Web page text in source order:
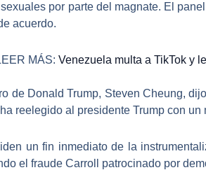
por parte del magnate. El
acuerdo.
MÁS: Venezuela multa a TikTok y
de Donald Trump, Steven Cheung,
reelegido al presidente Trump con un
un fin inmediato de la
el fraude Carroll patrocinado por